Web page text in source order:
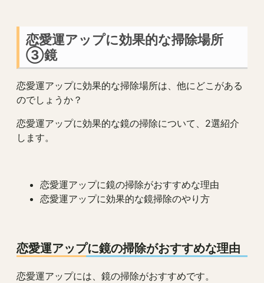
恋愛運アップに効果的な掃除場所
③鏡
恋愛運アップに効果的な掃除場所は、他にどこがある
のでしょうか？
恋愛運アップに効果的な鏡の掃除について、2選紹介
します。
恋愛運アップに鏡の掃除がおすすめな理由
恋愛運アップに効果的な鏡掃除のやり方
恋愛運アップに鏡の掃除がおすすめな理由
恋愛運アップには、鏡の掃除がおすすめです。